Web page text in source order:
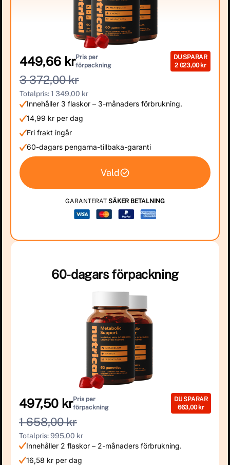
449,66 krPris per
förpackning
DU SPARAR
2 023,00 kr
3 372,00 kr
Totalpris: 1 349,00 kr
Innehåller 3 flaskor – 3-månaders förbrukning.
14,99 kr per dag
Fri frakt ingår
60-dagars pengarna-tillbaka-garanti
Vald
GARANTERAT SÄKER BETALNING
60-dagars förpackning
497,50 krPris per
förpackning
DU SPARAR
663,00 kr
1 658,00 kr
Totalpris: 995,00 kr
Innehåller 2 flaskor – 2-månaders förbrukning.
16,58 kr per dag